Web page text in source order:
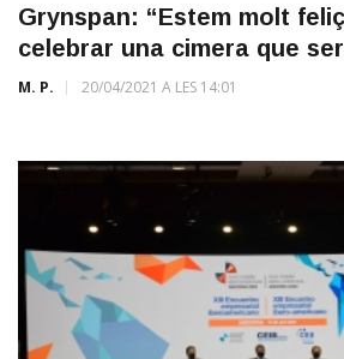
Grynspan: “Estem molt
celebrar una cimera que
M. P. 20/04/2021 A LES 14:01